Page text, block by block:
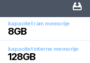
kapacitet ram memorije
8GB
kapacitet interne memorije
128GB